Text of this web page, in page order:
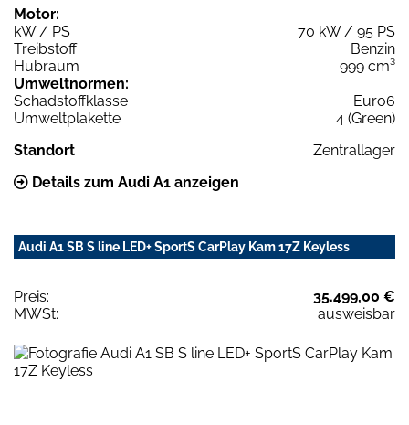
Motor:
kW / PS
70 kW / 95 PS
Treibstoff
Benzin
Hubraum
999 cm³
Umweltnormen:
Schadstoffklasse
Euro6
Umweltplakette
4 (Green)
Standort
Zentrallager
Details zum Audi A1 anzeigen
Audi A1 SB S line LED+ SportS CarPlay Kam 17Z Keyless
Preis:
35.499,00 €
MWSt:
ausweisbar